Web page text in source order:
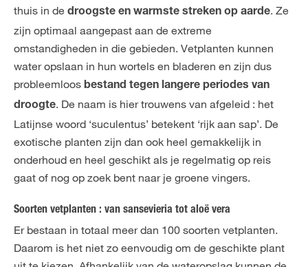
thuis in de droogste en warmste streken op aarde. Ze
zijn optimaal aangepast aan de extreme
omstandigheden in die gebieden. Vetplanten kunnen
water opslaan in hun wortels en bladeren en zijn dus
probleemloos bestand tegen langere periodes van
droogte. De naam is hier trouwens van afgeleid : het
Latijnse woord ‘suculentus’ betekent ‘rijk aan sap’. De
exotische planten zijn dan ook heel gemakkelijk in
onderhoud en heel geschikt als je regelmatig op reis
gaat of nog op zoek bent naar je groene vingers.
Soorten vetplanten : van sansevieria tot aloë vera
Er bestaan in totaal meer dan 100 soorten vetplanten.
Daarom is het niet zo eenvoudig om de geschikte plant